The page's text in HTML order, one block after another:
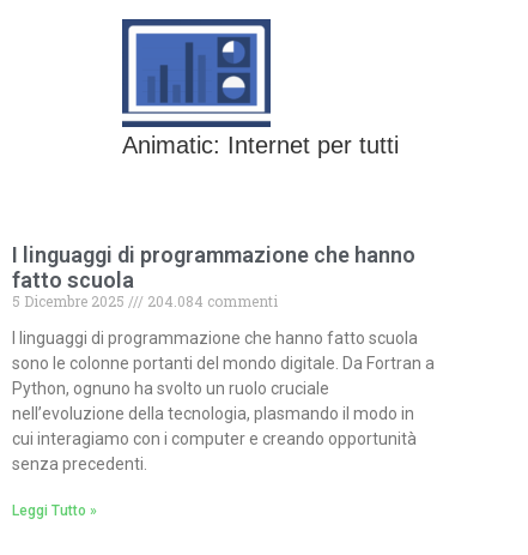
Animatic: Internet per tutti
I linguaggi di programmazione che hanno
fatto scuola
5 Dicembre 2025
204.084 commenti
I linguaggi di programmazione che hanno fatto scuola
sono le colonne portanti del mondo digitale. Da Fortran a
Python, ognuno ha svolto un ruolo cruciale
nell’evoluzione della tecnologia, plasmando il modo in
cui interagiamo con i computer e creando opportunità
senza precedenti.
Leggi Tutto »